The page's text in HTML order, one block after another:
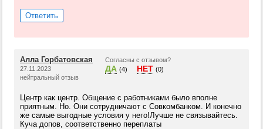
Ответить
Алла Горбатовская
27.11.2023
нейтральный отзыв
Согласны с отзывом?
ДА (4) НЕТ (0)
Центр как центр. Общение с работниками было вполне
приятным. Но. Они сотрудничают с Совкомбанком. И конечно
же самые выгодные условия у него!Лучше не связывайтесь.
Куча допов, соответственно переплаты